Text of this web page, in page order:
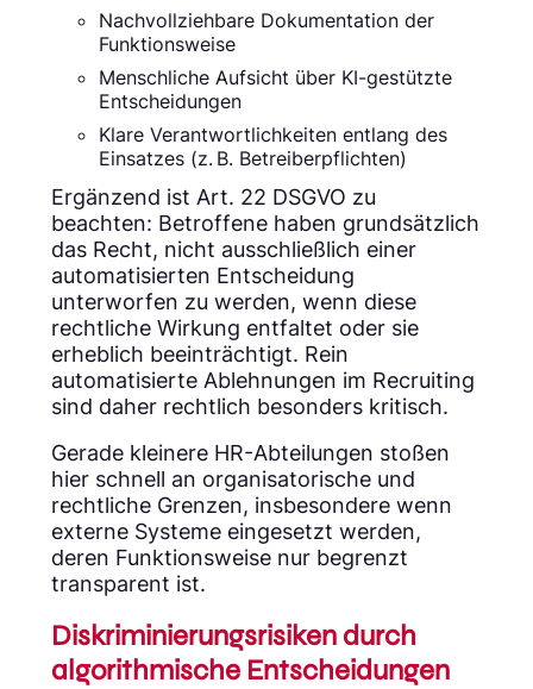
Nachvollziehbare Dokumentation der
Funktionsweise
Menschliche Aufsicht über KI-gestützte
Entscheidungen
Klare Verantwortlichkeiten entlang des
Einsatzes (z. B. Betreiberpflichten)
Ergänzend ist Art. 22 DSGVO zu
beachten: Betroffene haben grundsätzlich
das Recht, nicht ausschließlich einer
automatisierten Entscheidung
unterworfen zu werden, wenn diese
rechtliche Wirkung entfaltet oder sie
erheblich beeinträchtigt. Rein
automatisierte Ablehnungen im Recruiting
sind daher rechtlich besonders kritisch.
Gerade kleinere HR-Abteilungen stoßen
hier schnell an organisatorische und
rechtliche Grenzen, insbesondere wenn
externe Systeme eingesetzt werden,
deren Funktionsweise nur begrenzt
transparent ist.
Diskriminierungsrisiken durch
algorithmische Entscheidungen